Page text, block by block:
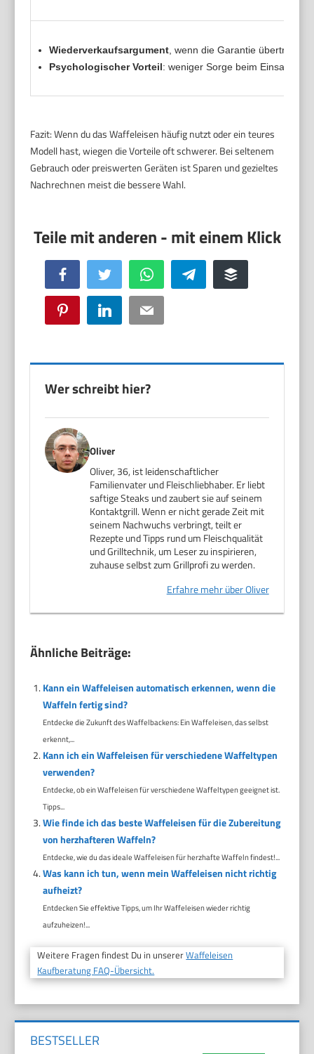
Wiederverkaufsargument, wenn die Garantie
Psychologischer Vorteil: weniger Sorge beim Einsatz
Fazit: Wenn du das Waffeleisen häufig nutzt oder ein teures
Modell hast, wiegen die Vorteile oft schwerer. Bei seltenem
Gebrauch oder preiswerten Geräten ist Sparen und gezieltes
Nachrechnen meist die bessere Wahl.
Facebook Twitter WhatsApp Telegram Buffer
Pinterest LinkedIn Email
Wer schreibt hier?
Oliver
Oliver, 36, ist leidenschaftlicher
Familienvater und Fleischliebhaber. Er liebt
saftige Steaks und zaubert sie auf seinem
Kontaktgrill. Wenn er nicht gerade Zeit mit
seinem Nachwuchs verbringt, teilt er
Rezepte und Tipps rund um Fleischqualität
und Grilltechnik, um Leser zu inspirieren,
zuhause selbst zum Grillprofi zu werden.
Erfahre mehr über Oliver
Ähnliche Beiträge:
Kann ein Waffeleisen automatisch erkennen, wenn die
Waffeln fertig sind?
Entdecke die Zukunft des Waffelbackens: Ein Waffeleisen, das selbst
erkennt,...
Kann ich ein Waffeleisen für verschiedene Waffeltypen
verwenden?
Entdecke, ob ein Waffeleisen für verschiedene Waffeltypen geeignet ist.
Tipps...
Wie finde ich das beste Waffeleisen für die Zubereitung
von herzhafteren Waffeln?
Entdecke, wie du das ideale Waffeleisen für herzhafte Waffeln findest!...
Was kann ich tun, wenn mein Waffeleisen nicht richtig
aufheizt?
Entdecken Sie effektive Tipps, um Ihr Waffeleisen wieder richtig
aufzuheizen!...
Weitere Fragen findest Du in unsererWaffeleisen
Kaufberatung FAQ-Übersicht.
BESTSELLER